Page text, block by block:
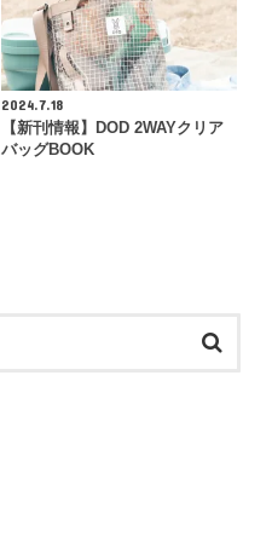
2024.7.18
【新刊情報】DOD 2WAYクリア
バッグBOOK